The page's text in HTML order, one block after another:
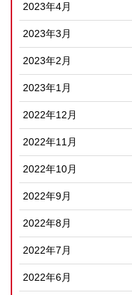
2023年4月
2023年3月
2023年2月
2023年1月
2022年12月
2022年11月
2022年10月
2022年9月
2022年8月
2022年7月
2022年6月